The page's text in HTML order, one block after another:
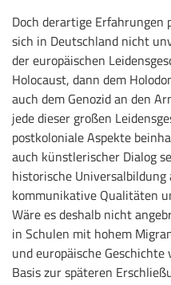
Doch derartige Erfahrungen
sich in Deutschland nicht
der europäischen
Holocaust, dann dem
auch dem Genozid an den
jede dieser großen
postkoloniale Aspekte
auch künstlerischer Dialog
historische
kommunikative Qualitäten
Wäre es deshalb nicht
in Schulen mit hohem
und europäische
Basis zur späteren